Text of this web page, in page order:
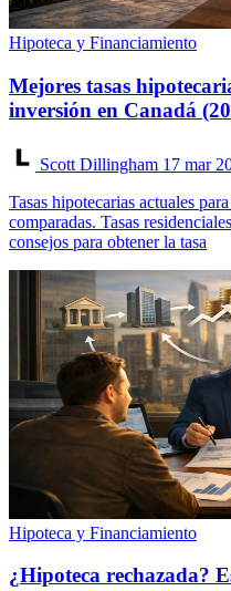
Hipoteca y Financiamiento
Mejores tasas
inversión en Canadá
Scott Dillingham 17 mar
Tasas hipotecarias actuales
comparadas. Tasas
consejos para obtener la tasa
Hipoteca y Financiamiento
¿Hipoteca rechazada?